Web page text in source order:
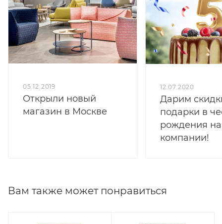
05.12.2019
Открыли новый
магазин в Москве
12.07.2020
Дарим
подарки в
рождения
компании!
Вам также может понравиться